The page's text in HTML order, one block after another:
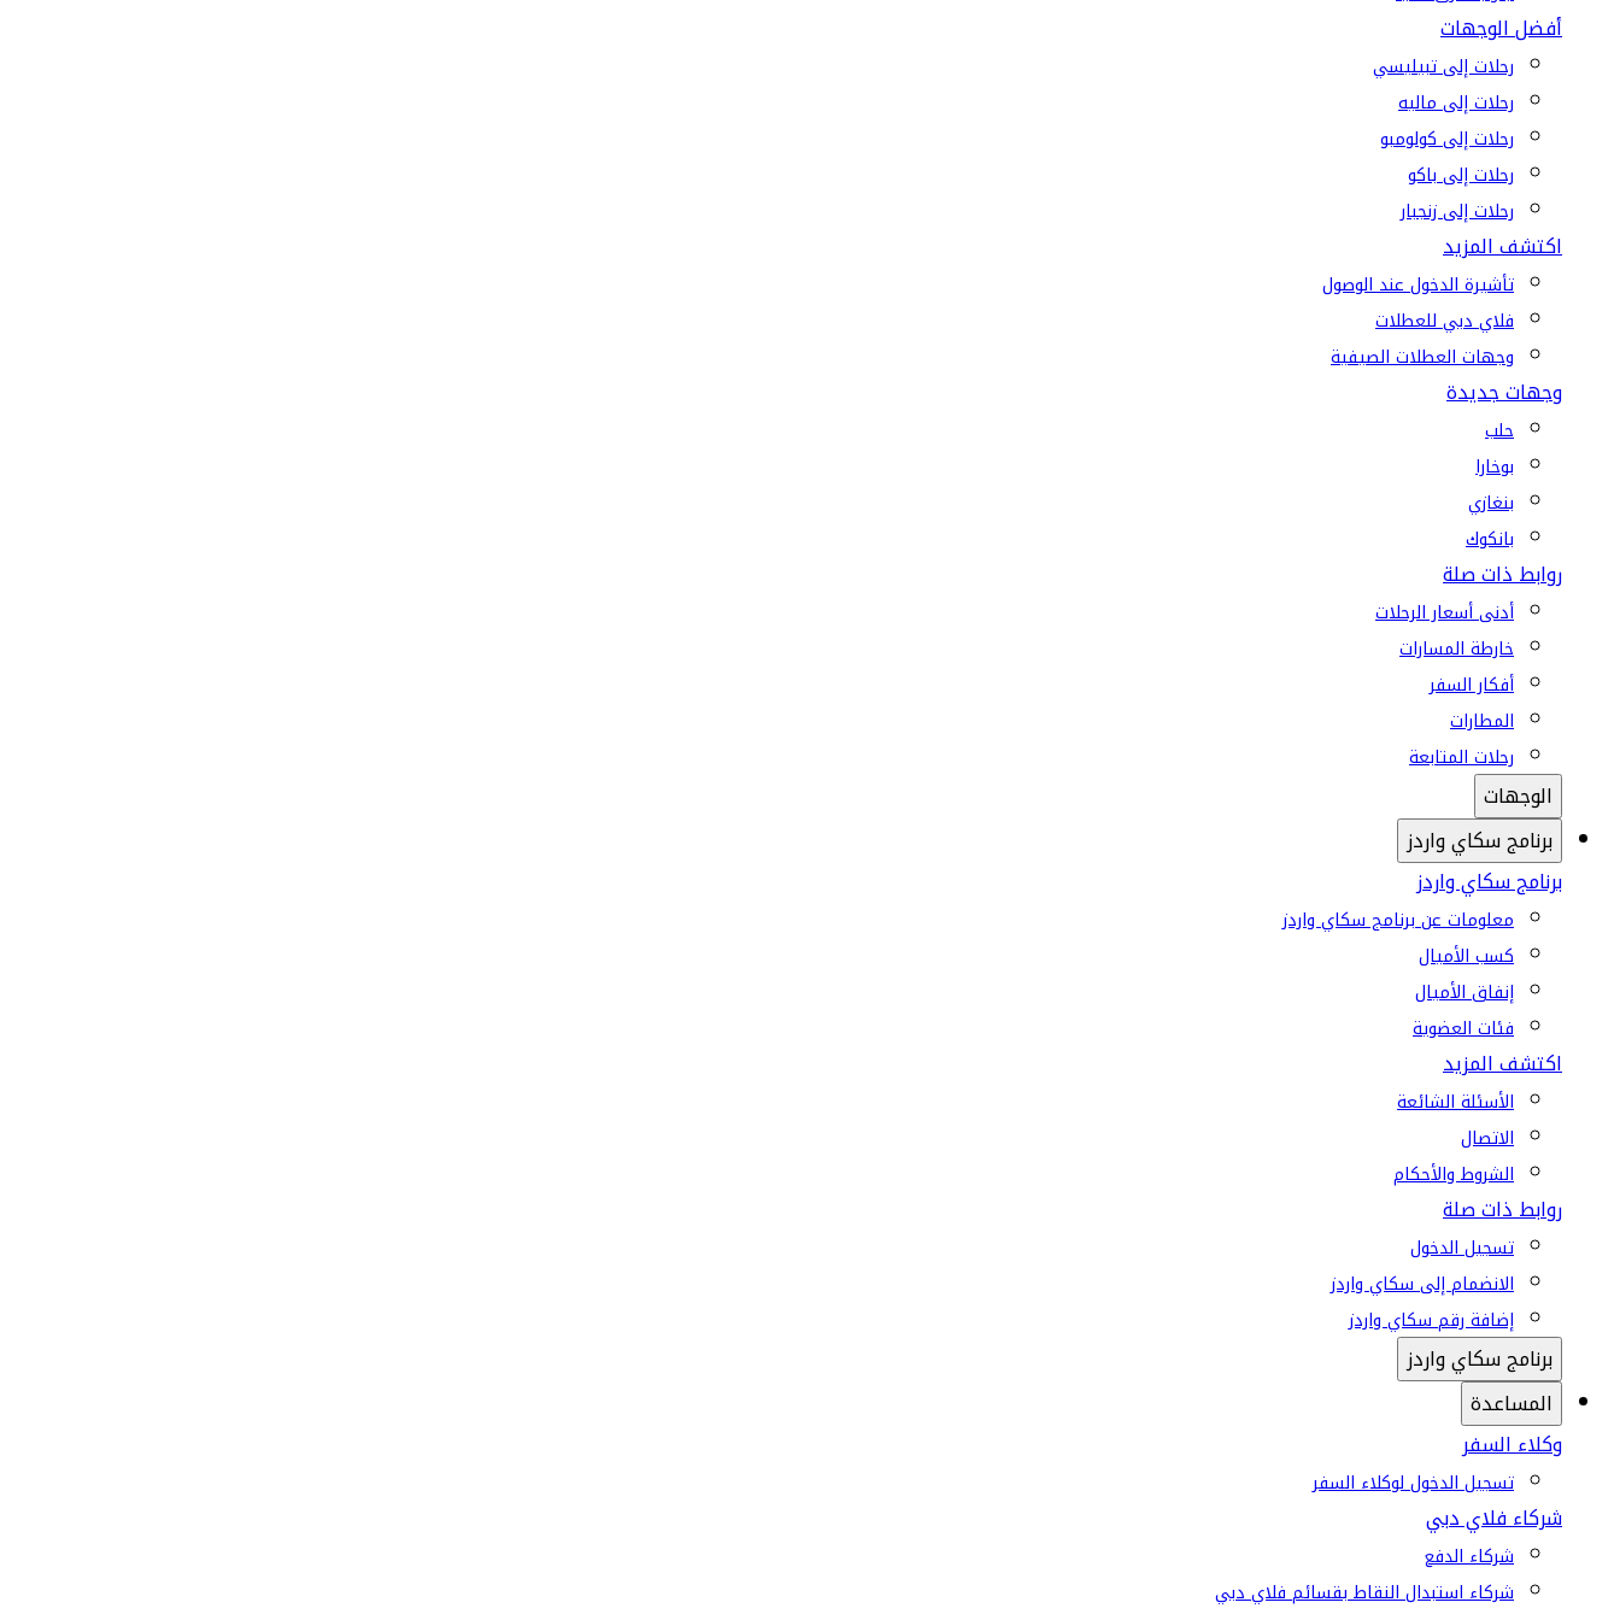
أفضل الوجهات
رحلات إلى تبيليسي
رحلات إلى ماليه
رحلات إلى كولومبو
رحلات إلى باكو
رحلات إلى زنجبار
اكتشف المزيد
تأشيرة الدخول عند الوصول
فلاي دبي للعطلات
وجهات العطلات الصيفية
وجهات جديدة
حلب
بوخارا
بنغازي
بانكوك
روابط ذات صلة
أدنى أسعار الرحلات
خارطة المسارات
أفكار السفر
المطارات
رحلات المتابعة
الوجهات
برنامج سكاي واردز
برنامج سكاي واردز
معلومات عن برنامج سكاي واردز
كسب الأميال
إنفاق الأميال
فئات العضوية
اكتشف المزيد
الأسئلة الشائعة
الاتصال
الشروط والأحكام
روابط ذات صلة
تسجيل الدخول
الانضمام إلى سكاي واردز
إضافة رقم سكاي واردز
برنامج سكاي واردز
المساعدة
وكلاء السفر
تسجيل الدخول لوكلاء السفر
شركاء فلاي دبي
شركاء الدفع
شركاء استبدال النقاط بقسائم فلاي دبي